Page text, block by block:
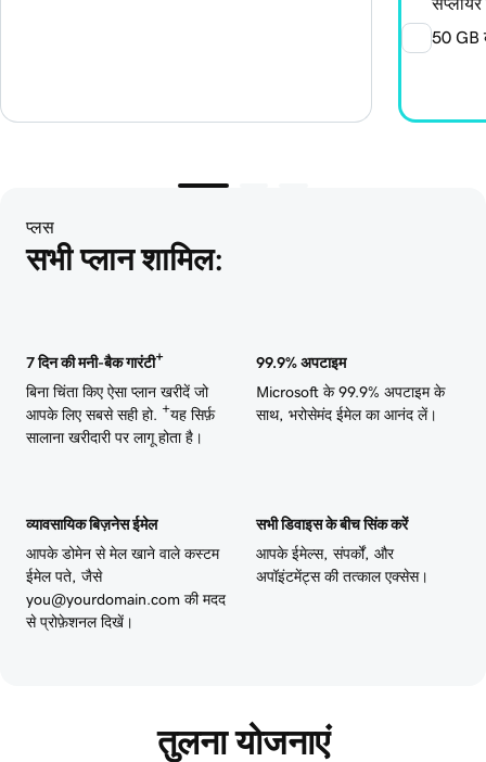
50 GB
प्लस
सभी प्लान शामिल:
7 दिन की मनी-बैक गारंटी+
बिना चिंता किए ऐसा प्लान खरीदें जो
आपके लिए सबसे सही हो. +यह सिर्फ़
सालाना खरीदारी पर लागू होता है।
99.9% अपटाइम
Microsoft के 99.9% अपटाइम के
साथ, भरोसेमंद ईमेल का आनंद लें।
व्यावसायिक बिज़नेस ईमेल
आपके डोमेन से मेल खाने वाले कस्टम
ईमेल पते, जैसे
you@yourdomain.com की मदद
से प्रोफ़ेशनल दिखें।
सभी डिवाइस के बीच सिंक करें
आपके ईमेल्स, संपर्कों, और
अपॉइंटमेंट्स की तत्काल एक्सेस।
तुलना योजनाएं